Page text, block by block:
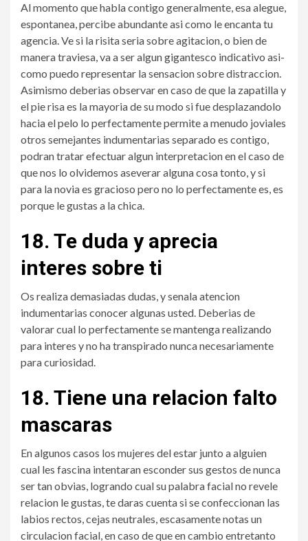
Al momento que habla contigo generalmente, esa alegue,
espontanea, percibe abundante asi­ como le encanta tu
agencia. Ve si la risita seri­a sobre agitacion, o bien de
manera traviesa, va a ser algun gigantesco indicativo asi­
como puedo representar la sensacion sobre distraccion.
Asimismo deberias observar en caso de que la zapatilla y
el pie risa es la mayoria de su modo si fue desplazandolo
hacia el pelo lo perfectamente permite a menudo joviales
otros semejantes indumentarias separado es contigo,
podran tratar efectuar algun interpretacion en el caso de
que nos lo olvidemos aseverar alguna cosa tonto, y si
para la novia es gracioso pero no lo perfectamente es, es
porque le gustas a la chica.
18. Te duda y aprecia
interes sobre ti
Os realiza demasiadas dudas, y senala atencion
indumentarias conocer algunas usted. Deberias de
valorar cual lo perfectamente se mantenga realizando
para interes y no ha transpirado nunca necesariamente
para curiosidad.
18. Tiene una relacion falto
mascaras
En algunos casos los mujeres del estar junto a alguien
cual les fascina intentaran esconder sus gestos de nunca
ser tan obvias, logrando cual su palabra facial no revele
relacion le gustas, te daras cuenta si se confeccionan las
labios rectos, cejas neutrales, escasamente notas un
circulacion facial, en caso de que en cambio entretanto